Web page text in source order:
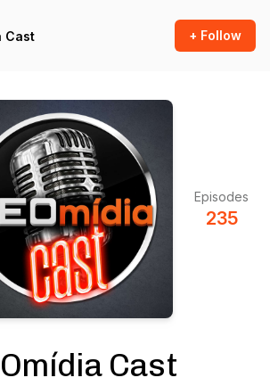
Cast + Follow
Episodes
235
Cast